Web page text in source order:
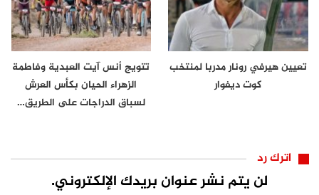
تعيين هيرفي رونار مدربا لمنتخب
كوت ديفوار
تتويج أنس آيت العبدية وفاطمة
الزهراء الحيان بكأس العرش
لسباق الدراجات على الطريق…
اترك رد
لن يتم نشر عنوان بريدك الإلكتروني.